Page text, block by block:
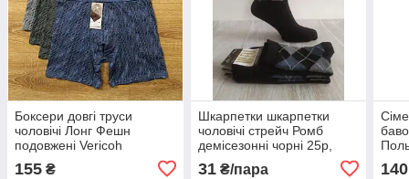
Боксери довгі труси
чоловічі Лонг Фешн
подовжені Vericoh
155 ₴
Шкарпетки шкарпетки
чоловічі стрейч Ромб
демісезонні чорні 25р,
27р, 29р Elite Червоноград
31₴/пара 140